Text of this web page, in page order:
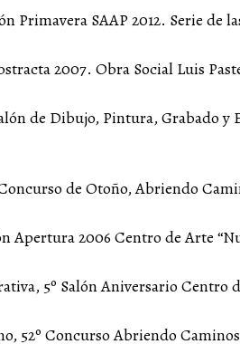
Primavera SAAP 2012. Serie de
2007. Obra Social Luis
de Dibujo, Pintura, Grabado
de Otoño, Abriendo
Apertura 2006 Centro de Arte
5º Salón Aniversario Centro
52º Concurso Abriendo